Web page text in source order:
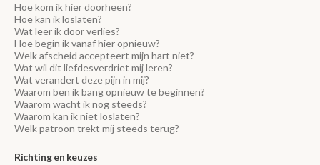
Hoe kom ik hier doorheen?
Hoe kan ik loslaten?
Wat leer ik door verlies?
Hoe begin ik vanaf hier opnieuw?
Welk afscheid accepteert mijn hart niet?
Wat wil dit liefdesverdriet mij leren?
Wat verandert deze pijn in mij?
Waarom ben ik bang opnieuw te beginnen?
Waarom wacht ik nog steeds?
Waarom kan ik niet loslaten?
Welk patroon trekt mij steeds terug?
Richting en keuzes